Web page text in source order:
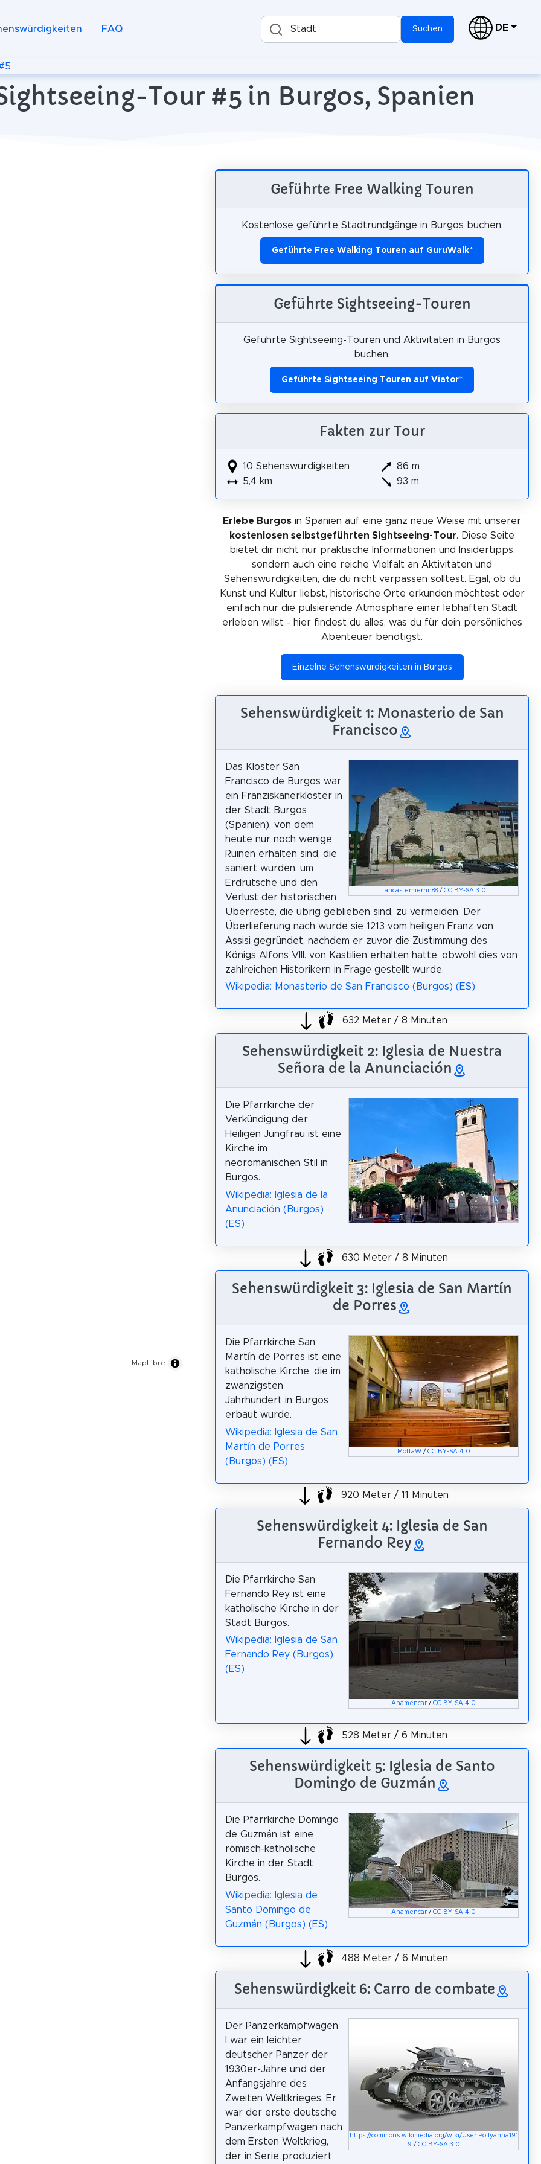
FAQ Stadt Suchen DE
Tour #5 in Burgos, Spanien
MapLibre
Geführte Free Walking Touren
Kostenlose geführte Stadtrundgänge in Burgos buchen.
Geführte Free Walking Touren auf GuruWalk*
Geführte Sightseeing-Touren
Geführte Sightseeing-Touren und Aktivitäten in Burgos
buchen.
Geführte Sightseeing Touren auf Viator*
Fakten zur Tour
10 Sehenswürdigkeiten
5,4 km
86 m
93 m
Erlebe Burgos in Spanien auf eine ganz neue Weise mit unserer
kostenlosen selbstgeführten Sightseeing-Tour. Diese Seite
bietet dir nicht nur praktische Informationen und Insidertipps,
sondern auch eine reiche Vielfalt an Aktivitäten und
Sehenswürdigkeiten, die du nicht verpassen solltest. Egal, ob du
Kunst und Kultur liebst, historische Orte erkunden möchtest oder
einfach nur die pulsierende Atmosphäre einer lebhaften Stadt
erleben willst - hier findest du alles, was du für dein persönliches
Abenteuer benötigst.
Einzelne Sehenswürdigkeiten in Burgos
Sehenswürdigkeit 1: Monasterio de San
Francisco
Lancastermerrin88 /CC BY-SA 3.0
Das Kloster San
Francisco de Burgos war
ein Franziskanerkloster in
der Stadt Burgos
(Spanien), von dem
heute nur noch wenige
Ruinen erhalten sind, die
saniert wurden, um
Erdrutsche und den
Verlust der historischen
Überreste, die übrig geblieben sind, zu vermeiden. Der
Überlieferung nach wurde sie 1213 vom heiligen Franz von
Assisi gegründet, nachdem er zuvor die Zustimmung des
Königs Alfons VIII. von Kastilien erhalten hatte, obwohl dies von
zahlreichen Historikern in Frage gestellt wurde.
Wikipedia: Monasterio de San Francisco (Burgos) (ES)
632 Meter / 8 Minuten
Sehenswürdigkeit 2: Iglesia de Nuestra
Señora de la Anunciación
Die Pfarrkirche der
Verkündigung der
Heiligen Jungfrau ist eine
Kirche im
neoromanischen Stil in
Burgos.
Wikipedia: Iglesia de la
Anunciación (Burgos)
(ES)
630 Meter / 8 Minuten
Sehenswürdigkeit 3: Iglesia de San Martín
de Porres
MottaW/ CC BY-SA 4.0
Die Pfarrkirche San
Martín de Porres ist eine
katholische Kirche, die im
zwanzigsten
Jahrhundert in Burgos
erbaut wurde.
Wikipedia: Iglesia de San
Martín de Porres
(Burgos) (ES)
920 Meter / 11 Minuten
Sehenswürdigkeit 4: Iglesia de San
Fernando Rey
Anamencar /CC BY-SA 4.0
Die Pfarrkirche San
Fernando Rey ist eine
katholische Kirche in der
Stadt Burgos.
Wikipedia: Iglesia de San
Fernando Rey (Burgos)
(ES)
528 Meter / 6 Minuten
Sehenswürdigkeit 5: Iglesia de Santo
Domingo de Guzmán
Anamencar /CC BY-SA 4.0
Die Pfarrkirche Domingo
de Guzmán ist eine
römisch-katholische
Kirche in der Stadt
Burgos.
Wikipedia: Iglesia de
Santo Domingo de
Guzmán (Burgos) (ES)
488 Meter / 6 Minuten
Sehenswürdigkeit 6: Carro de combate
https://commons.wikimedia.org/wiki/User:Pollyanna191
9 / CC BY-SA 3.0
Der Panzerkampfwagen
I war ein leichter
deutscher Panzer der
1930er-Jahre und der
Anfangsjahre des
Zweiten Weltkrieges. Er
war der erste deutsche
Panzerkampfwagen nach
dem Ersten Weltkrieg,
der in Serie produziert